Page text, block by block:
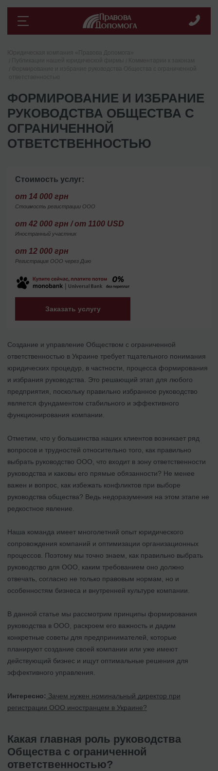
ФОРМИРОВАНИЕ И ИЗБРАНИЕ
РУКОВОДСТВА ОБЩЕСТВА С
ОГРАНИЧЕННОЙ
ОТВЕТСТВЕННОСТЬЮ
Стоимость услуг:
от 14 000 грн
Стоимость регистрации ООО
от 42 000 грн / от 1100 USD
Иностранный участник
от 12 000 грн
Регистрация ООО через Дию
Заказать услугу
Создание и управление Обществом с ограниченной
ответственностью в Украине требует тщательного понимания
юридических процедур, в частности, процесса формирования
и избрания руководства. Это решающий этап для любого
предприятия, поскольку правильно избранное руководство
является фундаментом стабильного и эффективного
функционирования компании.
Отметим, что у большинства наших клиентов возникает ряд
вопросов и трудностей относительно того, как правильно
выбрать руководство ООО, что входит в зону ответственности
руководства и каковы его прямые обязанности? Не менее
важен и вопрос, как избежать конфликтов при выборе
руководства общества? Ведь недоразумения на этом этапе не
редкостное явление.
Наша команда имеет многолетний опыт юридического
сопровождения компаний и оптимизации организационных
процессов. Поэтому мы точно знаем, как правильно выбрать
руководство для ООО, каким требованием оно должно
отвечать, согласно не только правовым нормам, но и
особенностям бизнеса и внутренней культуре компании.
В данной статье мы рассмотрим принципы формирования
руководства в ООО, раскроем его важность и дадим
конкретные советы для предпринимателей, которые
планируют создание своей компании или уже имеют
действующий бизнес и ищут оптимальные решения для
эффективного управления.
Интересно: Зачем нужен номинальный директор при
регистрации ООО иностранцем в Украине?
Какая главная роль руководства
Общества с ограниченной
ответственностью?